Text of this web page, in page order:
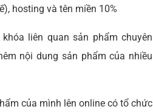
hosting và tên miền 10%
liên quan sản phẩm chuyên
nội dung sản phẩm của nhiều
của mình lên online có tổ chức